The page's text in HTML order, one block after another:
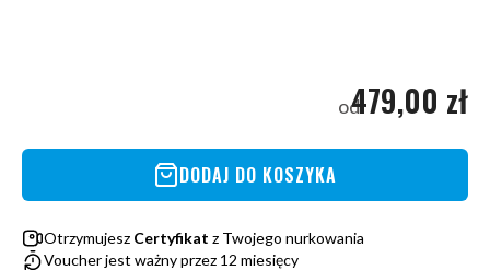
od479,00 zł
DODAJ DO KOSZYKA
Otrzymujesz Certyfikat z Twojego nurkowania
Voucher jest ważny przez 12 miesięcy